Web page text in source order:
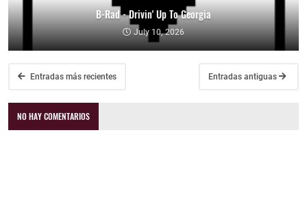
B-Rad - Drivin' Up To Georgia
July 10, 2026
Entradas más recientes Entradas antiguas
NO HAY COMENTARIOS